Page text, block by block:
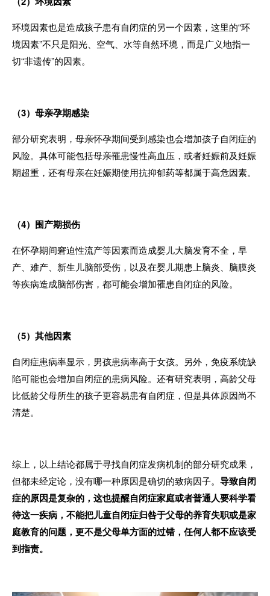
环境因素也是造成孩子患有自闭症的另一个因素，这里的“环
境因素”不只是阳光、空气、水等自然环境，而是广义地指一
切“非遗传”的因素。
（3）母亲孕期感染
部分研究表明，母亲怀孕期间受到感染也会增加孩子自闭症的
风险。具体可能包括母亲罹患慢性高血压，或者妊娠前及妊娠
期超重，还有母亲在妊娠期使用抗抑郁药等都属于高危因素。
（4）围产期损伤
在怀孕期间窘迫性流产等因素而造成婴儿大脑发育不全，早
产、难产、新生儿脑部受伤，以及在婴儿期患上脑炎、脑膜炎
等疾病造成脑部伤害，都可能会增加罹患自闭症的风险。
（5）其他因素
自闭症患病率显示，男孩患病率高于女孩。另外，免疫系统缺
陷可能也会增加自闭症的患病风险。还有研究表明，高龄父母
比低龄父母所生的孩子更容易患有自闭症，但是具体原因尚不
清楚。
综上，以上结论都属于寻找自闭症发病机制的部分研究成果，
但都未经定论，没有哪一种原因是确切的致病因子。 导致自闭
症的原因是复杂的，这也提醒自闭症家庭或者普通人要科学看
待这一疾病，不能把儿童自闭症归咎于父母的养育失职或是家
庭教育的问题，更不是父母单方面的过错，任何人都不应该受
到指责。